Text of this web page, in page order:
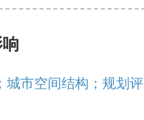
城市空间结构；规划评